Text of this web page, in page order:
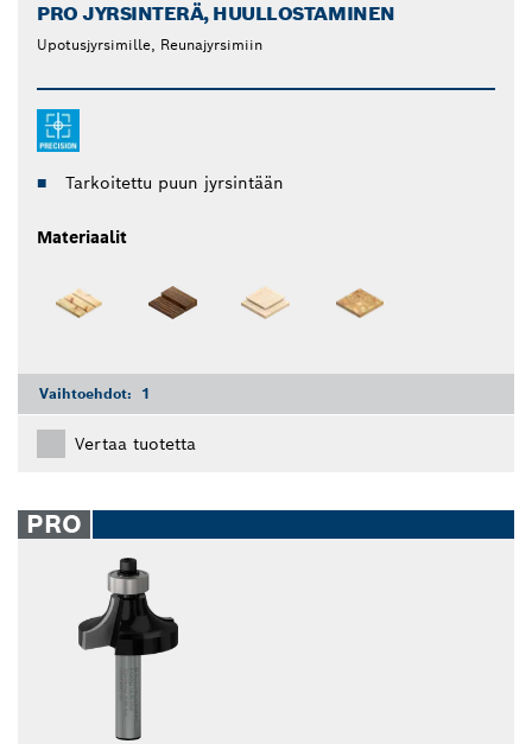
PRO JYRSINTERÄ, HUULLOSTAMINEN
Upotusjyrsimille, Reunajyrsimiin
Tarkoitettu puun jyrsintään
Materiaalit
Vaihtoehdot: 1
Vertaa tuotetta
PRO